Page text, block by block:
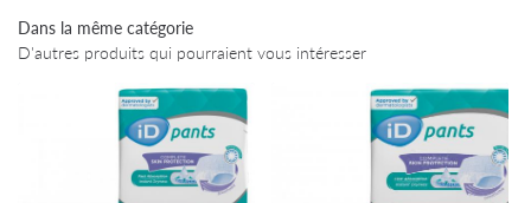
INSCRIPTION
Dans la même catégorie
D'autres produits qui pourraient vous intéresser